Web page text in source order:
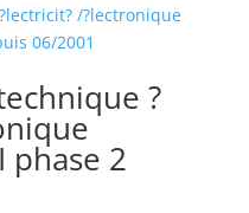
?
phase 2